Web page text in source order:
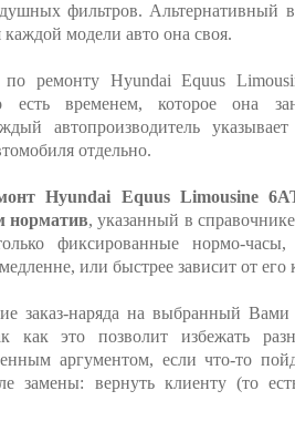
фильтров. Альтернативный
модели авто она своя.
ремонту Hyundai Equus
есть временем, которое она
автопроизводитель
отдельно.
Hyundai Equus Limousine
норматив, указанный в
фиксированные нормо-
или быстрее зависит от
заказ-наряда на выбранный
как это позволит избежать
аргументом, если что-то
замены: вернуть клиенту (то